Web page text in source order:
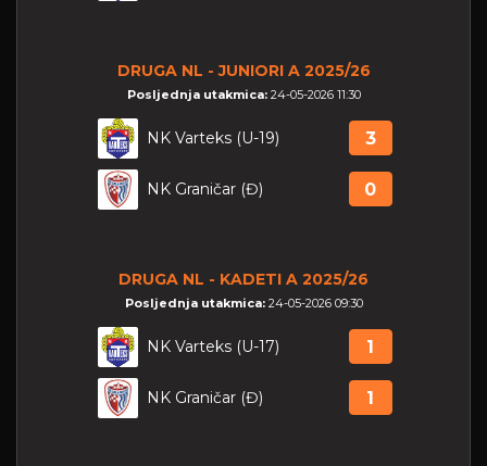
DRUGA NL - JUNIORI A 2025/26
Posljednja utakmica: 24-05-2026 11:30
NK Varteks (U-19) 3
NK Graničar (Đ) 0
DRUGA NL - KADETI A 2025/26
Posljednja utakmica: 24-05-2026 09:30
NK Varteks (U-17) 1
NK Graničar (Đ) 1